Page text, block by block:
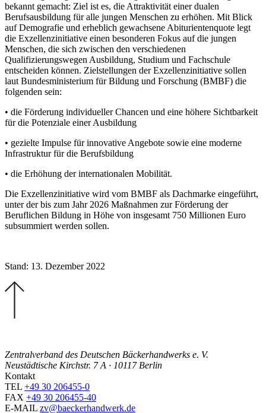
bekannt gemacht: Ziel ist es, die Attraktivität einer dualen
Berufsausbildung für alle jungen Menschen zu erhöhen. Mit Blick
auf Demografie und erheblich gewachsene Abiturientenquote legt
die Exzellenzinitiative einen besonderen Fokus auf die jungen
Menschen, die sich zwischen den verschiedenen
Qualifizierungswegen Ausbildung, Studium und Fachschule
entscheiden können. Zielstellungen der Exzellenzinitiative sollen
laut Bundesministerium für Bildung und Forschung (BMBF) die
folgenden sein:
• die Förderung individueller Chancen und eine höhere Sichtbarkeit
für die Potenziale einer Ausbildung
• gezielte Impulse für innovative Angebote sowie eine moderne
Infrastruktur für die Berufsbildung
• die Erhöhung der internationalen Mobilität.
Die Exzellenzinitiative wird vom BMBF als Dachmarke eingeführt,
unter der bis zum Jahr 2026 Maßnahmen zur Förderung der
Beruflichen Bildung in Höhe von insgesamt 750 Millionen Euro
subsummiert werden sollen.
Stand: 13. Dezember 2022
Zentralverband des Deutschen Bäckerhandwerks e. V.
Neustädtische Kirchstr. 7 A · 10117 Berlin
Kontakt
TEL +49 30 206455-0
FAX +49 30 206455-40
E-MAIL zv@baeckerhandwerk.de